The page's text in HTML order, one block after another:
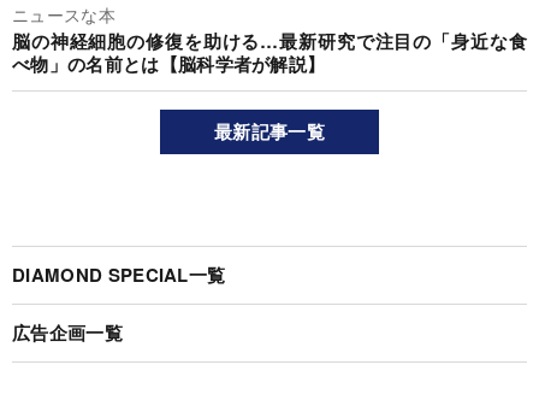
ニュースな本
脳の神経細胞の修復を助ける…最新研究で注目の「身近な食
べ物」の名前とは【脳科学者が解説】
最新記事一覧
DIAMOND SPECIAL一覧
広告企画一覧